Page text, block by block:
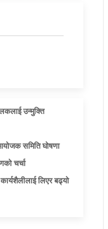
उन्मुक्ति
समिति घोषणा
चर्चा
लिएर बढ्यो